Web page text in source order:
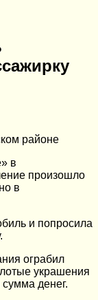
районе
в
произошло
в
и попросила
ограбил
украшения
денег.